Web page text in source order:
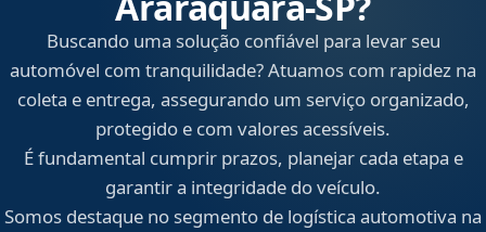
Buscando uma solução confiável para levar seu
automóvel com tranquilidade? Atuamos com rapidez na
coleta e entrega, assegurando um serviço organizado,
protegido e com valores acessíveis.
É fundamental cumprir prazos, planejar cada etapa e
garantir a integridade do veículo.
Somos destaque no segmento de logística automotiva na